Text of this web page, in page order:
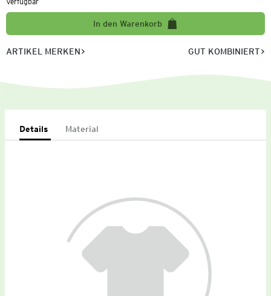
In den Warenkorb
ARTIKEL MERKEN GUT KOMBINIERT
Details Material